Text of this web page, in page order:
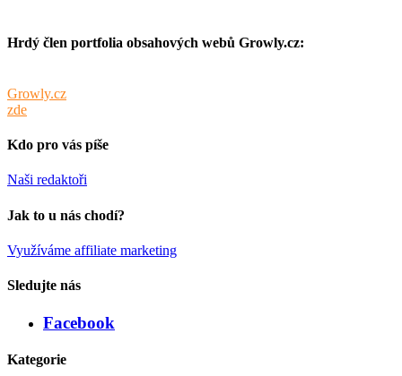
Hrdý člen portfolia obsahových webů Growly.cz:
Growly.cz
zde
Kdo pro vás píše
Naši redaktoři
Jak to u nás chodí?
Využíváme affiliate marketing
Sledujte nás
Facebook
Kategorie